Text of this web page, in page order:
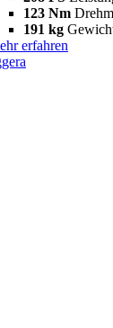
123 Nm
191 kg
erfahren